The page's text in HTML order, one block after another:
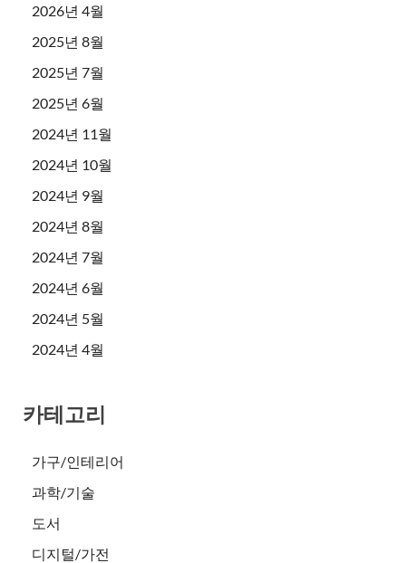
2026년 4월
2025년 8월
2025년 7월
2025년 6월
2024년 11월
2024년 10월
2024년 9월
2024년 8월
2024년 7월
2024년 6월
2024년 5월
2024년 4월
카테고리
가구/인테리어
과학/기술
도서
디지털/가전